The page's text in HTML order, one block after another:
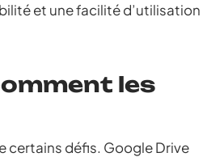
et une facilité d’utilisation
les
certains défis. Google Drive